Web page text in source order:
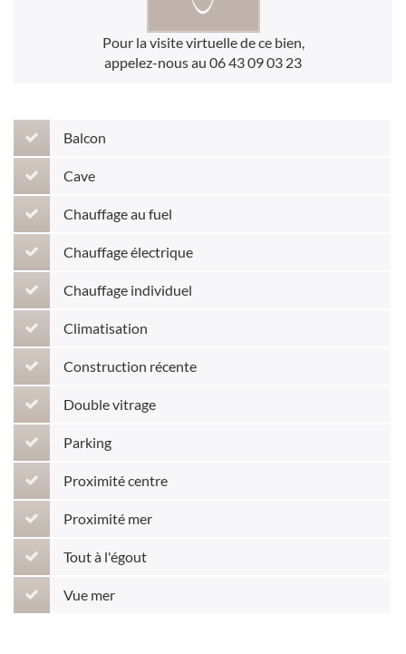
Pour la visite virtuelle de ce bien,
appelez-nous au 06 43 09 03 23
Balcon
Cave
Chauffage au fuel
Chauffage électrique
Chauffage individuel
Climatisation
Construction récente
Double vitrage
Parking
Proximité centre
Proximité mer
Tout à l'égout
Vue mer